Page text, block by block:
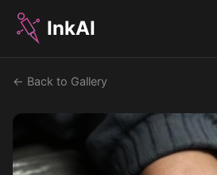
InkAI
← Back to Gallery